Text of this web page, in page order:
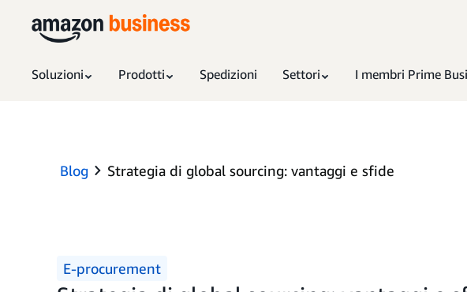
Soluzioni Prodotti Spedizioni Settori I membri Prime
Blog Strategia di global sourcing: vantaggi e sfide
E-procurement